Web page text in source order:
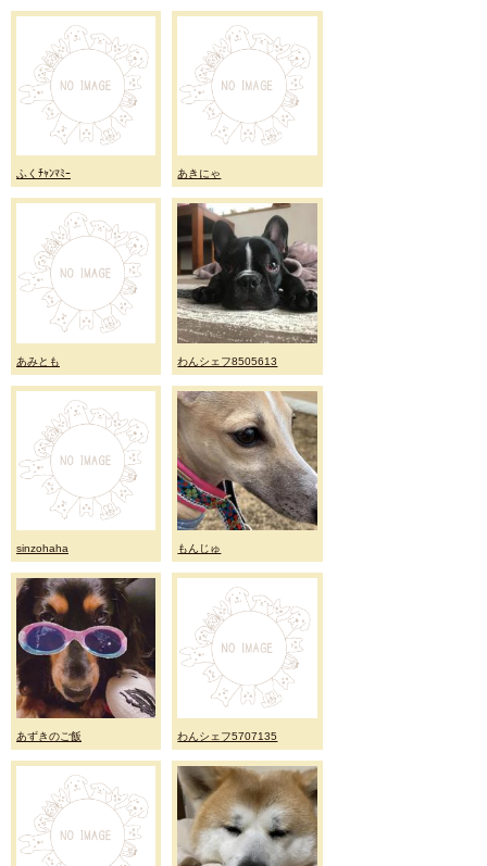
ふくﾁｬﾝﾏﾐｰ あきにゃ
あみとも わんシェフ8505613
sinzohaha もんじゅ
あずきのご飯 わんシェフ5707135